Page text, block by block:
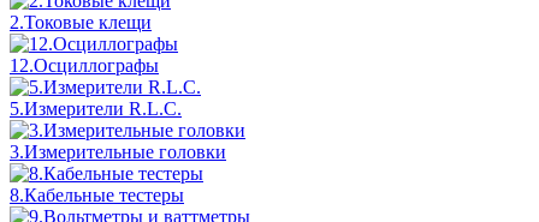
2.Токовые клещи
12.Осциллографы
5.Измерители R.L.C.
3.Измерительные головки
8.Кабельные тестеры